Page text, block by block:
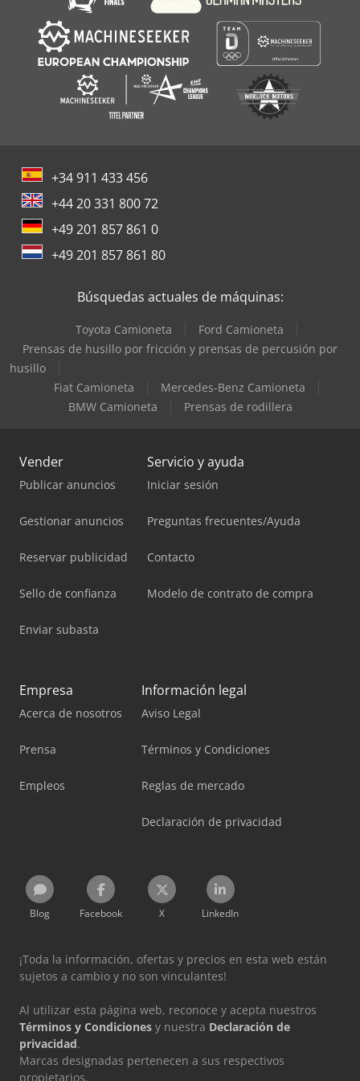
Neuson, nueva y disponible de inmediato, lista para su
transporte y uso directo. === ENTREGA === Carga
mediante grúa disponible bajo consulta para una gestión
de transporte sin contratiempos. Opciones de envío
flexibles, adaptadas a su destino y requerimientos
logísticos. Todos los transportes son gestionados
profesionalmente por el equipo logístico de Collé Rental &
+34 911 433 456
+44 20 331 800 72
+49 201 857 861 0
+49 201 857 861 80
Búsquedas actuales de máquinas:
Toyota Camioneta
Ford Camioneta
Prensas de husillo por fricción y prensas de percusión por
husillo
Fiat Camioneta
Mercedes-Benz Camioneta
BMW Camioneta
Prensas de rodillera
Vender
Publicar anuncios
Gestionar anuncios
Reservar publicidad
Sello de confianza
Enviar subasta
Servicio y ayuda
Iniciar sesión
Preguntas frecuentes/Ayuda
Contacto
Modelo de contrato de compra
Empresa
Acerca de nosotros
Prensa
Empleos
Información legal
Aviso Legal
Términos y Condiciones
Reglas de mercado
Declaración de privacidad
Blog Facebook X LinkedIn
¡Toda la información, ofertas y precios en esta web están
sujetos a cambio y no son vinculantes!
Al utilizar esta página web, reconoce y acepta nuestros
Términos y Condiciones y nuestra Declaración de
privacidad.
Marcas designadas pertenecen a sus respectivos
propietarios.